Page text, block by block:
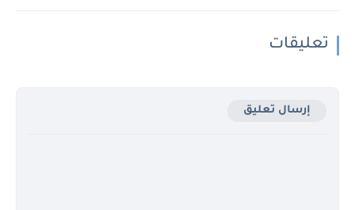
تعليقات
إرسال تعليق